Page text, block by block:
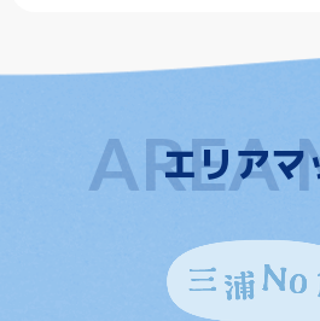
エリアマ